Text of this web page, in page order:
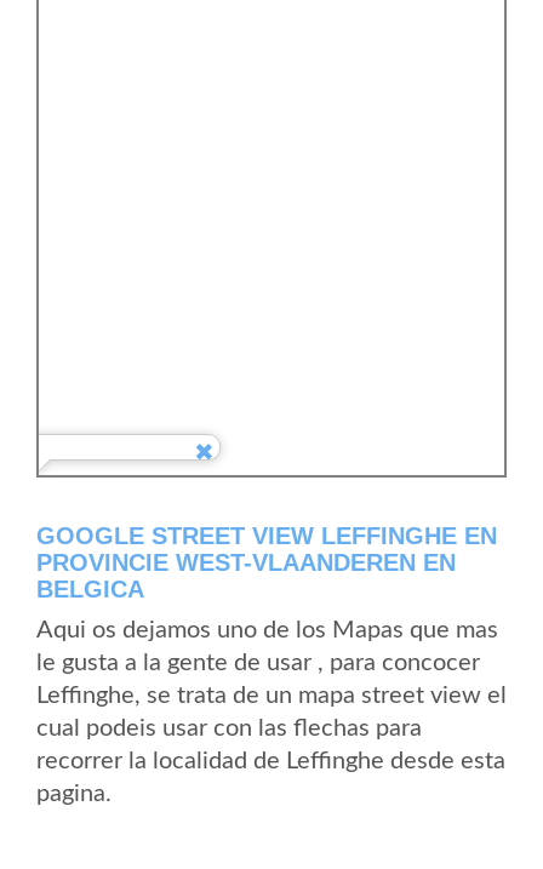
GOOGLE STREET VIEW LEFFINGHE EN
PROVINCIE WEST-VLAANDEREN EN
BELGICA
Aqui os dejamos uno de los Mapas que mas
le gusta a la gente de usar , para concocer
Leffinghe, se trata de un mapa street view el
cual podeis usar con las flechas para
recorrer la localidad de Leffinghe desde esta
pagina.